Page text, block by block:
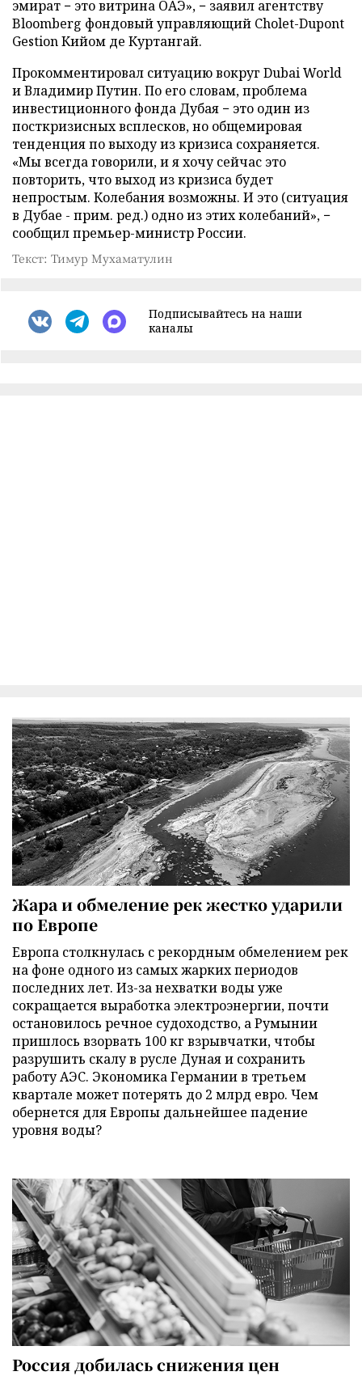
эмират − это витрина ОАЭ», − заявил агентству
Bloomberg фондовый управляющий Cholet-Dupont
Gestion Кийом де Куртангай.
Прокомментировал ситуацию вокруг Dubai World
и Владимир Путин. По его словам, проблема
инвестиционного фонда Дубая − это один из
посткризисных всплесков, но общемировая
тенденция по выходу из кризиса сохраняется.
«Мы всегда говорили, и я хочу сейчас это
повторить, что выход из кризиса будет
непростым. Колебания возможны. И это (ситуация
в Дубае - прим. ред.) одно из этих колебаний», −
сообщил премьер-министр России.
Текст: Тимур Мухаматулин
Подписывайтесь на наши
каналы
Жара и обмеление рек жестко ударили
по Европе
Европа столкнулась с рекордным обмелением рек
на фоне одного из самых жарких периодов
последних лет. Из-за нехватки воды уже
сокращается выработка электроэнергии, почти
остановилось речное судоходство, а Румынии
пришлось взорвать 100 кг взрывчатки, чтобы
разрушить скалу в русле Дуная и сохранить
работу АЭС. Экономика Германии в третьем
квартале может потерять до 2 млрд евро. Чем
обернется для Европы дальнейшее падение
уровня воды?
Россия добилась снижения цен